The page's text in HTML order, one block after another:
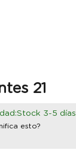
21
3-5 días
esto?